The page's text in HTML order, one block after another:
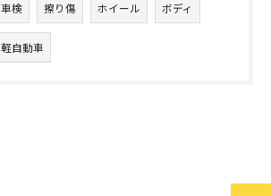
車検 擦り傷 ホイール ボディ
軽自動車